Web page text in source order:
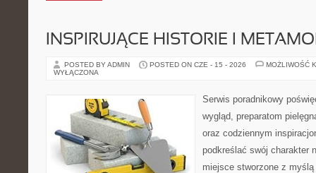
INSPIRUJĄCE HISTORIE I
POSTED BY ADMIN POSTED ON CZE - 15 - 2026
MOŻLIWOŚĆ
WYŁĄCZONA
Serwis poradnikowy
wygląd, preparatom
oraz codziennym
podkreślać swój charakter
miejsce stworzone z